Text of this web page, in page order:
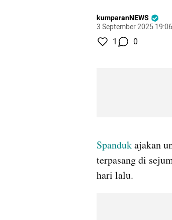
kumparanNEWS
3 September 2025
1 0
Spanduk ajakan
terpasang di
hari lalu.